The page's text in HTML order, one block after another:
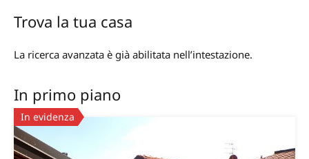
Trova la tua casa
La ricerca avanzata è già abilitata nell’intestazione.
In primo piano
In evidenza